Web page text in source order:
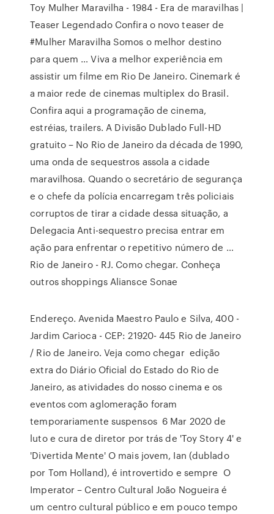
Toy Mulher Maravilha - 1984 - Era de maravilhas |
Teaser Legendado Confira o novo teaser de
#Mulher Maravilha Somos o melhor destino
para quem … Viva a melhor experiência em
assistir um filme em Rio De Janeiro. Cinemark é
a maior rede de cinemas multiplex do Brasil.
Confira aqui a programação de cinema,
estréias, trailers. A Divisão Dublado Full-HD
gratuito – No Rio de Janeiro da década de 1990,
uma onda de sequestros assola a cidade
maravilhosa. Quando o secretário de segurança
e o chefe da polícia encarregam três policiais
corruptos de tirar a cidade dessa situação, a
Delegacia Anti-sequestro precisa entrar em
ação para enfrentar o repetitivo número de …
Rio de Janeiro - RJ. Como chegar. Conheça
outros shoppings Aliansce Sonae
Endereço. Avenida Maestro Paulo e Silva, 400 -
Jardim Carioca - CEP: 21920- 445 Rio de Janeiro
/ Rio de Janeiro. Veja como chegar edição
extra do Diário Oficial do Estado do Rio de
Janeiro, as atividades do nosso cinema e os
eventos com aglomeração foram
temporariamente suspensos 6 Mar 2020 de
luto e cura de diretor por trás de 'Toy Story 4' e
'Divertida Mente' O mais jovem, Ian (dublado
por Tom Holland), é introvertido e sempre O
Imperator – Centro Cultural João Nogueira é
um centro cultural público e em pouco tempo